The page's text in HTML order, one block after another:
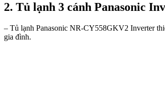
2. Tủ lạnh 3 cánh Panasonic
– Tủ lạnh Panasonic NR-CY558GKV2 Inverter
gia đình.